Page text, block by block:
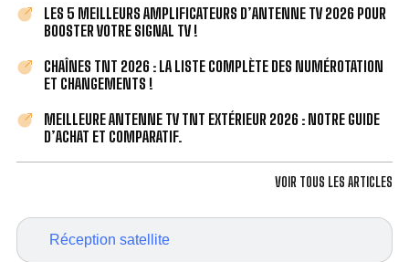
Réception satellite
LES 5 MEILLEURS AMPLIFICATEURS D’ANTENNE TV 2026 POUR
BOOSTER VOTRE SIGNAL TV !
CHAÎNES TNT 2026 : LA LISTE COMPLÈTE DES NUMÉROTATION
ET CHANGEMENTS !
MEILLEURE ANTENNE TV TNT EXTÉRIEUR 2026 : NOTRE GUIDE
D’ACHAT ET COMPARATIF.
VOIR TOUS LES ARTICLES